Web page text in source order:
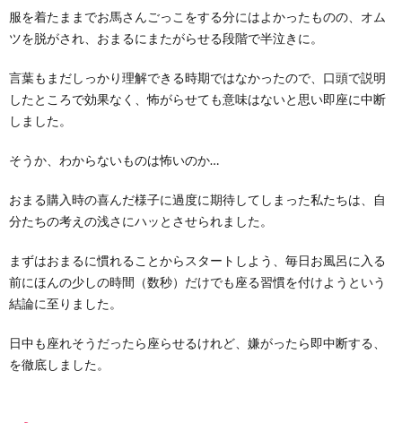
服を着たままでお馬さんごっこをする分にはよかったものの、オム
ツを脱がされ、おまるにまたがらせる段階で半泣きに。
言葉もまだしっかり理解できる時期ではなかったので、口頭で説明
したところで効果なく、怖がらせても意味はないと思い即座に中断
しました。
そうか、わからないものは怖いのか…
おまる購入時の喜んだ様子に過度に期待してしまった私たちは、自
分たちの考えの浅さにハッとさせられました。
まずはおまるに慣れることからスタートしよう、毎日お風呂に入る
前にほんの少しの時間（数秒）だけでも座る習慣を付けようという
結論に至りました。
日中も座れそうだったら座らせるけれど、嫌がったら即中断する、
を徹底しました。